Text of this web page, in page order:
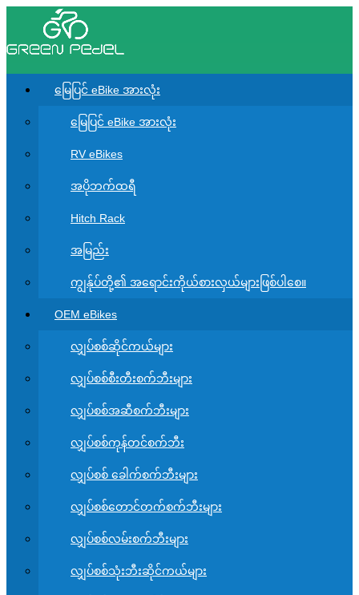
မြေပြင် eBike အားလုံး
မြေပြင် eBike အားလုံး
RV eBikes
အပိုဘက်ထရီ
Hitch Rack
အမြည်း
ကျွန်ုပ်တို့၏ အရောင်းကိုယ်စားလှယ်များဖြစ်ပါစေ။
OEM eBikes
လျှပ်စစ်ဆိုင်ကယ်များ
လျှပ်စစ်စီးတီးစက်ဘီးများ
လျှပ်စစ်အဆီစက်ဘီးများ
လျှပ်စစ်ကုန်တင်စက်ဘီး
လျှပ်စစ် ခေါက်စက်ဘီးများ
လျှပ်စစ်တောင်တက်စက်ဘီးများ
လျှပ်စစ်လမ်းစက်ဘီးများ
လျှပ်စစ်သုံးဘီးဆိုင်ကယ်များ